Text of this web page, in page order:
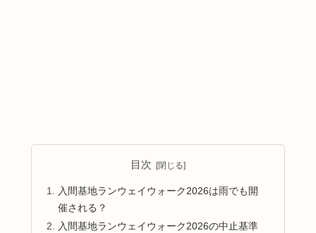
目次
入間基地ランウェイウォーク2026は雨でも開
催される？
入間基地ランウェイウォーク2026の中止基準